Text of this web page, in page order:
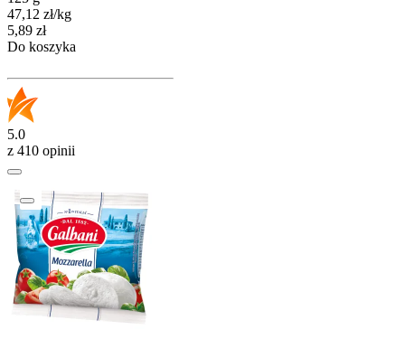
47,12 zł/kg
Cena
5,89 zł
Do koszyka
5.0
z 410 opinii